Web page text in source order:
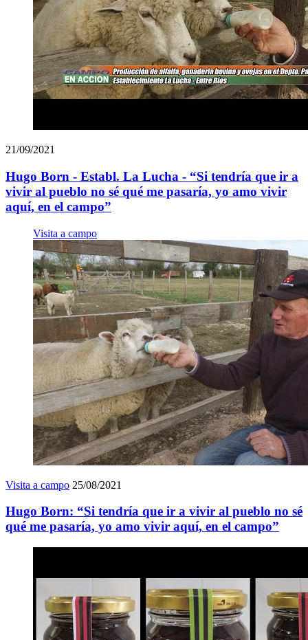
21/09/2021
Hugo Born - Establ. La Lucha - “Si tendría que ir a
vivir al pueblo no sé qué me pasaría, yo amo vivir
aquí, en el campo”
Visita a campo
Visita a campo 25/08/2021
Hugo Born: “Si tendría que ir a vivir al pueblo no sé
qué me pasaría, yo amo vivir aquí, en el campo”